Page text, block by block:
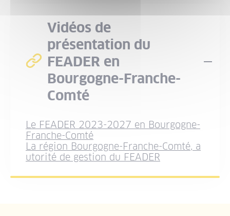
Vidéos de
présentation du
FEADER en
Bourgogne-Franche-
Comté
Le FEADER 2023-2027 en Bourgogne-
Franche-Comté
La région Bourgogne-Franche-Comté, a
utorité de gestion du FEADER